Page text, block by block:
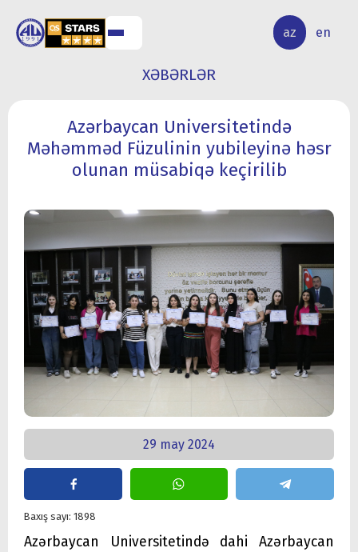
az en
ELMİ
TƏDQİQAT
XƏBƏRLƏR
Azərbaycan Universitetində
Məhəmməd Füzulinin yubileyinə həsr
olunan müsabiqə keçirilib
29 may 2024
Baxış sayı: 1898
Azərbaycan Universitetində dahi Azərbaycan